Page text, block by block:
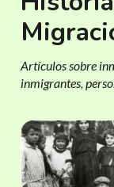
Artículos sobre
inmigrantes,